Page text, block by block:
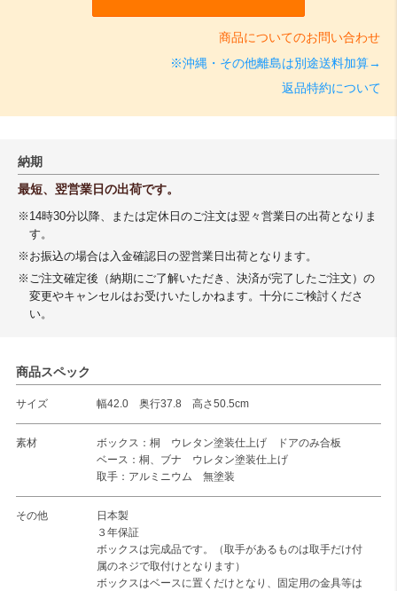
商品についてのお問い合わせ
※沖縄・その他離島は別途送料加算→
返品特約について
納期
最短、翌営業日の出荷です。
※14時30分以降、または定休日のご注文は翌々営業日の出荷となりま
す。
※お振込の場合は入金確認日の翌営業日出荷となります。
※ご注文確定後（納期にご了解いただき、決済が完了したご注文）の
変更やキャンセルはお受けいたしかねます。十分にご検討くださ
い。
商品スペック
サイズ 幅42.0 奥行37.8 高さ50.5cm
素材
ボックス：桐 ウレタン塗装仕上げ ドアのみ合板
ベース：桐、ブナ ウレタン塗装仕上げ
取手：アルミニウム 無塗装
その他
日本製
３年保証
ボックスは完成品です。（取手があるものは取手だけ付
属のネジで取付けとなります）
ボックスはベースに置くだけとなり、固定用の金具等は